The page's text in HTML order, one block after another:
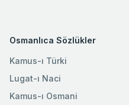
Osmanlıca Sözlükler
Kamus-ı Türki
Lugat-ı Naci
Kamus-ı Osmani